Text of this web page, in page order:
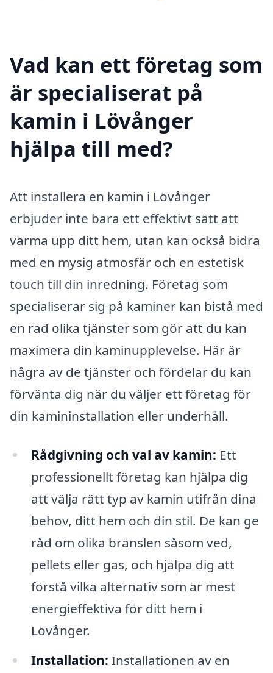
Vad kan ett företag som
är specialiserat på
kamin i Lövånger
hjälpa till med?
Att installera en kamin i Lövånger
erbjuder inte bara ett effektivt sätt att
värma upp ditt hem, utan kan också bidra
med en mysig atmosfär och en estetisk
touch till din inredning. Företag som
specialiserar sig på kaminer kan bistå med
en rad olika tjänster som gör att du kan
maximera din kaminupplevelse. Här är
några av de tjänster och fördelar du kan
förvänta dig när du väljer ett företag för
din kamininstallation eller underhåll.
Rådgivning och val av kamin: Ett
professionellt företag kan hjälpa dig
att välja rätt typ av kamin utifrån dina
behov, ditt hem och din stil. De kan ge
råd om olika bränslen såsom ved,
pellets eller gas, och hjälpa dig att
förstå vilka alternativ som är mest
energieffektiva för ditt hem i
Lövånger.
Installation: Installationen av en